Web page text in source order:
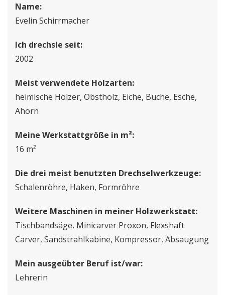
Name:
Evelin Schirrmacher
Ich drechsle seit:
2002
Meist verwendete Holzarten:
heimische Hölzer, Obstholz, Eiche, Buche, Esche,
Ahorn
Meine Werkstattgröße in m²:
16 m²
Die drei meist benutzten Drechselwerkzeuge:
Schalenröhre, Haken, Formröhre
Weitere Maschinen in meiner Holzwerkstatt:
Tischbandsäge, Minicarver Proxon, Flexshaft
Carver, Sandstrahlkabine, Kompressor, Absaugung
Mein ausgeübter Beruf ist/war:
Lehrerin